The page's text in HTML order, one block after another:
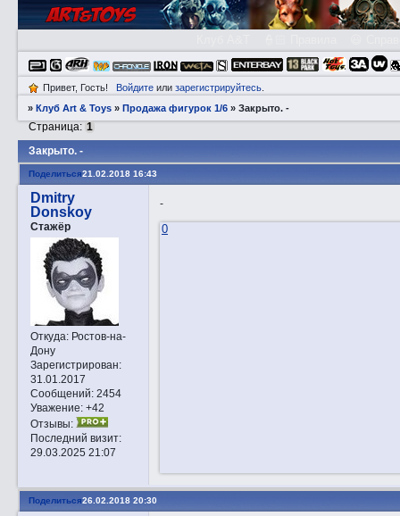
Привет, Гость! Войдитеили зарегистрируйтесь.
»Клуб Art & Toys »Продажа фигурок 1/6 »Закрытo. -
Закрытo. -
Страница: 1
Поделиться21.02.2018 16:43
Dmitry
Donskoy
Стажёр
Откуда:Ростов-на-
Дону
Зарегистрирован:
31.01.2017
Сообщений:2454
Уважение: +42
Отзывы:
Последний визит:
29.03.2025 21:07
-
0
Поделиться26.02.2018 20:30